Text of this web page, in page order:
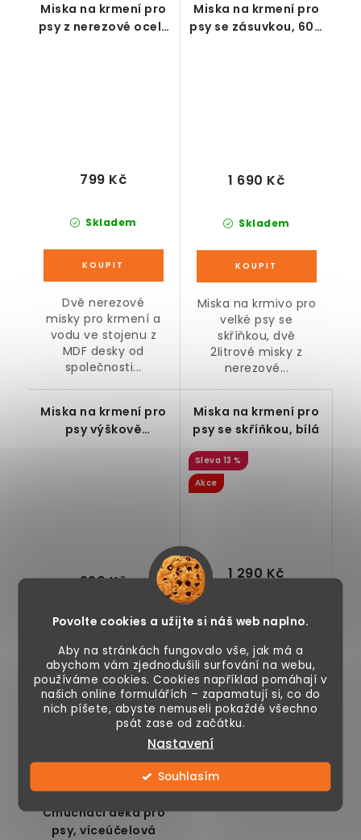
Povolte cookies a užijte si náš web naplno.
Aby na stránkách fungovalo vše, jak má a
abychom vám zjednodušili surfování na webu,
používáme cookies. Cookies například pomáhají v
našich online formulářích – zapamatují si, co do
nich píšete, abyste nemuseli pokaždé všechno
psát zase od začátku.
Nastavení
Souhlasím
Miska na krmení pro
psy z nerezové oceli,
Skladem
799 Kč
Dvě nerezové
misky pro krmení a
vodu ve stojenu z
MDF desky od
společnosti...
Miska na krmení pro
psy se zásuvkou, 60 x
Skladem
1 690 Kč
Miska na krmivo pro
velké psy se
skříňkou, dvě
2litrové misky z
nerezové...
Miska na krmení pro
psy výškově
Skladem
990 Kč
Výškově
nastavitelný stojan
na krmení a vodu, 2
nerezové misky,
Miska na krmení pro
psy se skříňkou, bílá
13 %
Akce
Skladem
1 290 Kč
Miska na krmení, se
skříňkou,
vyjímatelné misky,
objem jedné misky
Čmuchací deka pro
psy, víceúčelová